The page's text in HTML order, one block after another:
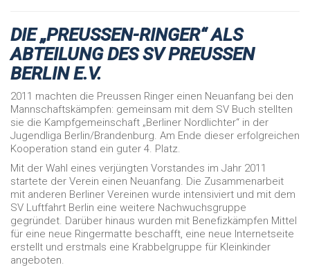
DIE „PREUSSEN-RINGER“ ALS
ABTEILUNG DES SV PREUSSEN B
ERLIN E.V.
2011 machten die Preussen Ringer einen Neuanfang bei den
Mannschaftskämpfen: gemeinsam mit dem SV Buch stellten
sie die Kampfgemeinschaft „Berliner Nordlichter“ in der
Jugendliga Berlin/Brandenburg. Am Ende dieser erfolgreichen
Kooperation stand ein guter 4. Platz.
Mit der Wahl eines verjüngten Vorstandes im Jahr 2011
startete der Verein einen Neuanfang. Die Zusammenarbeit
mit anderen Berliner Vereinen wurde intensiviert und mit dem
SV Luftfahrt Berlin eine weitere Nachwuchsgruppe
gegründet. Darüber hinaus wurden mit Benefizkämpfen Mittel
für eine neue Ringermatte beschafft, eine neue Internetseite
erstellt und erstmals eine Krabbelgruppe für Kleinkinder
angeboten.